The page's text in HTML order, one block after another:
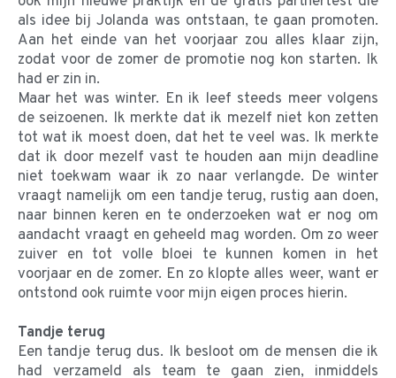
als idee bij Jolanda was ontstaan, te gaan promoten.
Aan het einde van het voorjaar zou alles klaar zijn,
zodat voor de zomer de promotie nog kon starten. Ik
had er zin in.
Maar het was winter. En ik leef steeds meer volgens
de seizoenen. Ik merkte dat ik mezelf niet kon zetten
tot wat ik moest doen, dat het te veel was. Ik merkte
dat ik door mezelf vast te houden aan mijn deadline
niet toekwam waar ik zo naar verlangde. De winter
vraagt namelijk om een tandje terug, rustig aan doen,
naar binnen keren en te onderzoeken wat er nog om
aandacht vraagt en geheeld mag worden. Om zo weer
zuiver en tot volle bloei te kunnen komen in het
voorjaar en de zomer. En zo klopte alles weer, want er
ontstond ook ruimte voor mijn eigen proces hierin.
Tandje terug
Een tandje terug dus. Ik besloot om de mensen die ik
had verzameld als team te gaan zien, inmiddels